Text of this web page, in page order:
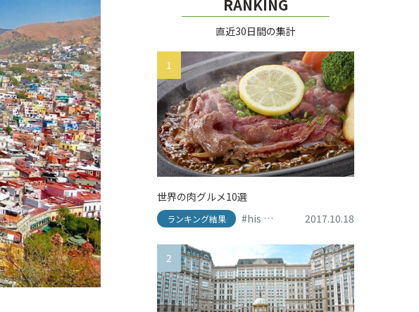
RANKING
直近30日間の集計
1
世界の肉グルメ10選
ランキング結果 #his #travel #アメリカ
2017.10.18
2